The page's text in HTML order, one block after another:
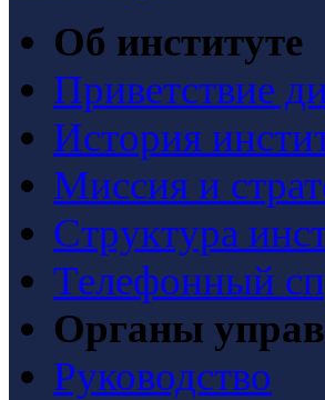
Об институте
Приветствие
История
Миссия и
Структура
Телефонный
Органы
Руководство